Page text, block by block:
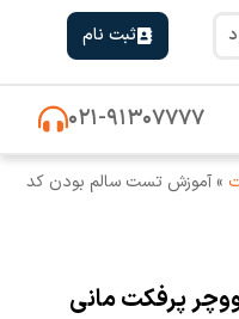
ثبت نام
۰۲۱-۹۱۳۰۷۷۷۷
»آموزش تست سالم بودن کد
پرفکت مانی